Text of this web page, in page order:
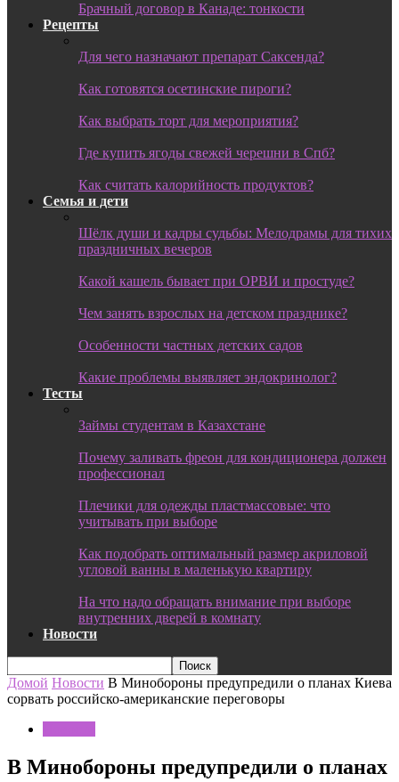
Брачный договор в Канаде: тонкости
Рецепты
Для чего назначают препарат Саксенда?
Как готовятся осетинские пироги?
Как выбрать торт для мероприятия?
Где купить ягоды свежей черешни в Спб?
Как считать калорийность продуктов?
Семья и дети
Шёлк души и кадры судьбы: Мелодрамы для тихих
праздничных вечеров
Какой кашель бывает при ОРВИ и простуде?
Чем занять взрослых на детском празднике?
Особенности частных детских садов
Какие проблемы выявляет эндокринолог?
Тесты
Займы студентам в Казахстане
Почему заливать фреон для кондиционера должен
профессионал
Плечики для одежды пластмассовые: что
учитывать при выборе
Как подобрать оптимальный размер акриловой
угловой ванны в маленькую квартиру
На что надо обращать внимание при выборе
внутренних дверей в комнату
Новости
Домой Новости В Минобороны предупредили о планах Киева
сорвать российско-американские переговоры
В Минобороны предупредили о планах